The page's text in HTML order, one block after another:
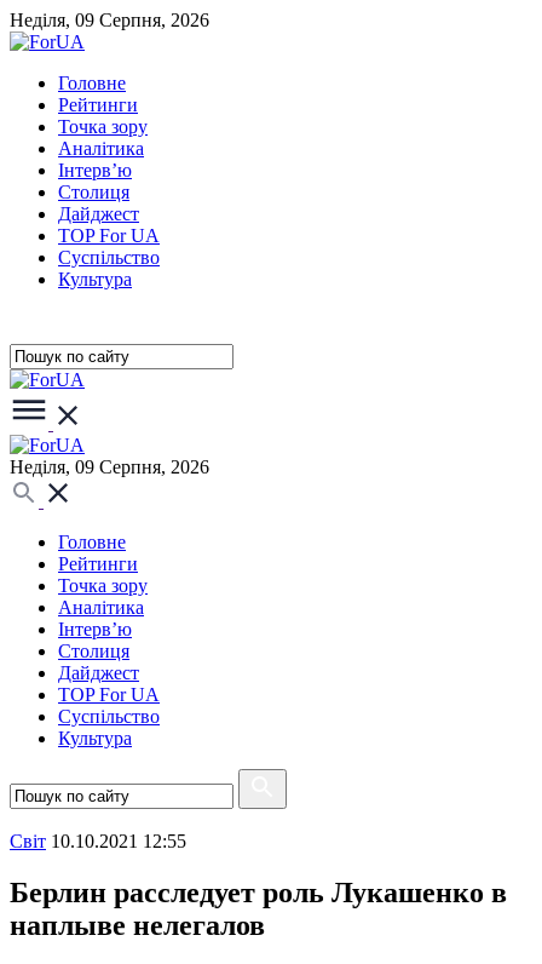
Неділя, 09 Серпня, 2026
Головне
Рейтинги
Точка зору
Аналітика
Інтерв’ю
Столиця
Дайджест
TOP For UA
Суспiльство
Культура
Неділя, 09 Серпня, 2026
Головне
Рейтинги
Точка зору
Аналітика
Інтерв’ю
Столиця
Дайджест
TOP For UA
Суспiльство
Культура
Свiт 10.10.2021 12:55
Берлин расследует роль Лукашенко в
наплыве нелегалов